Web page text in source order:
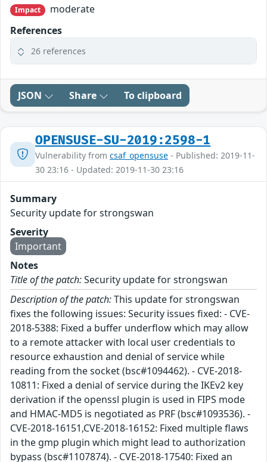
Impact
moderate
References
26 references
JSON Share To clipboard
OPENSUSE-SU-2019:2598-1
Vulnerability from csaf_opensuse - Published: 2019-11-
30 23:16 - Updated: 2019-11-30 23:16
Summary
Security update for strongswan
Severity
Important
Notes
Title of the patch:Security update for strongswan
Description of the patch:This update for strongswan
fixes the following issues: Security issues fixed: - CVE-
2018-5388: Fixed a buffer underflow which may allow
to a remote attacker with local user credentials to
resource exhaustion and denial of service while
reading from the socket (bsc#1094462). - CVE-2018-
10811: Fixed a denial of service during the IKEv2 key
derivation if the openssl plugin is used in FIPS mode
and HMAC-MD5 is negotiated as PRF (bsc#1093536). -
CVE-2018-16151,CVE-2018-16152: Fixed multiple flaws
in the gmp plugin which might lead to authorization
bypass (bsc#1107874). - CVE-2018-17540: Fixed an